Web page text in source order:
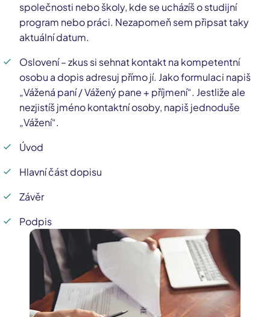
společnosti nebo školy, kde se ucházíš o studijní
program nebo práci. Nezapomeň sem připsat taky
aktuální datum.
Oslovení – zkus si sehnat kontakt na kompetentní
osobu a dopis adresuj přímo jí. Jako formulaci napiš
„Vážená paní / Vážený pane + příjmení“. Jestliže ale
nezjistíš jméno kontaktní osoby, napiš jednoduše
„Vážení“.
Úvod
Hlavní část dopisu
Závěr
Podpis